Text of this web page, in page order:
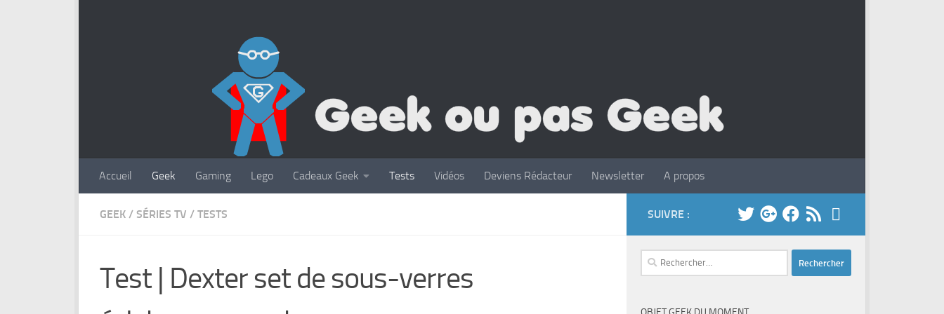
Accueil Geek Gaming Lego Cadeaux Geek Tests Vidéos Deviens Rédacteur Newsletter A propos
GEEK / SÉRIES TV / TESTS
Test | Dexter set de sous-verres
SUIVRE :
Rechercher :